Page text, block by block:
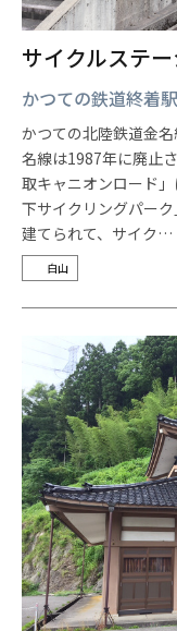
サイクルステ
かつての鉄道終着駅
かつての北陸鉄道金
名線は1987年に廃止
取キャニオンロード
下サイクリングパー
建てられて、サイク…
白山